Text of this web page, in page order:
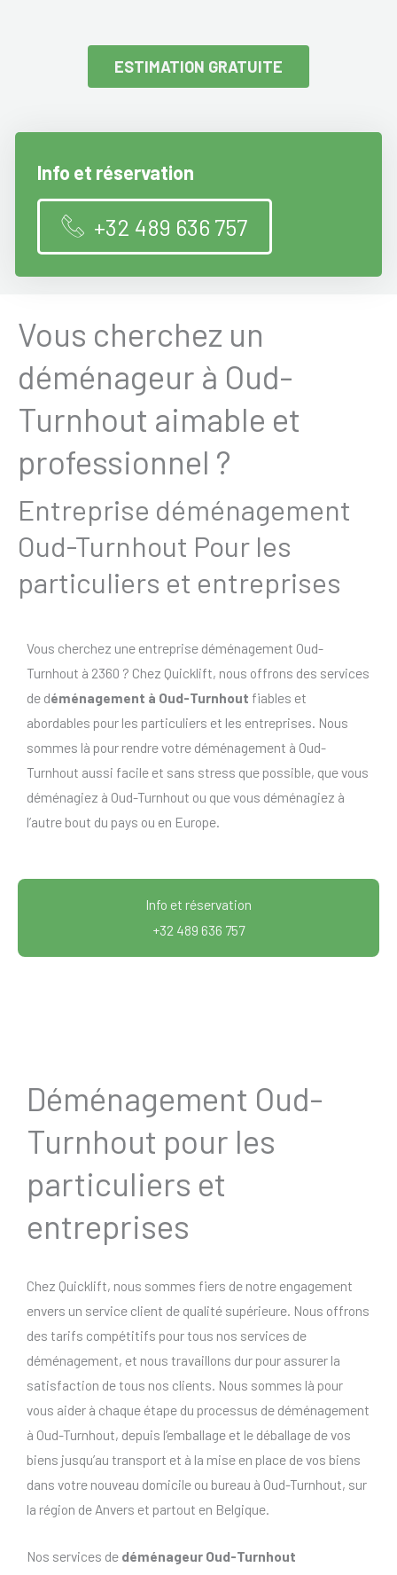
ESTIMATION GRATUITE
Info et réservation
+32 489 636 757
Vous cherchez un
déménageur à Oud-
Turnhout aimable et
professionnel ?
Entreprise déménagement
Oud-Turnhout Pour les
particuliers et entreprises
Vous cherchez une entreprise déménagement Oud-
Turnhout à 2360 ? Chez Quicklift, nous offrons des services
de déménagement à Oud-Turnhout fiables et
abordables pour les particuliers et les entreprises. Nous
sommes là pour rendre votre déménagement à Oud-
Turnhout aussi facile et sans stress que possible, que vous
déménagiez à Oud-Turnhout ou que vous déménagiez à
l’autre bout du pays ou en Europe.
Info et réservation
+32 489 636 757
Déménagement Oud-
Turnhout pour les
particuliers et
entreprises
Chez Quicklift, nous sommes fiers de notre engagement
envers un service client de qualité supérieure. Nous offrons
des tarifs compétitifs pour tous nos services de
déménagement, et nous travaillons dur pour assurer la
satisfaction de tous nos clients. Nous sommes là pour
vous aider à chaque étape du processus de déménagement
à Oud-Turnhout, depuis l’emballage et le déballage de vos
biens jusqu’au transport et à la mise en place de vos biens
dans votre nouveau domicile ou bureau à Oud-Turnhout, sur
la région de Anvers et partout en Belgique.
Nos services de déménageur Oud-Turnhout